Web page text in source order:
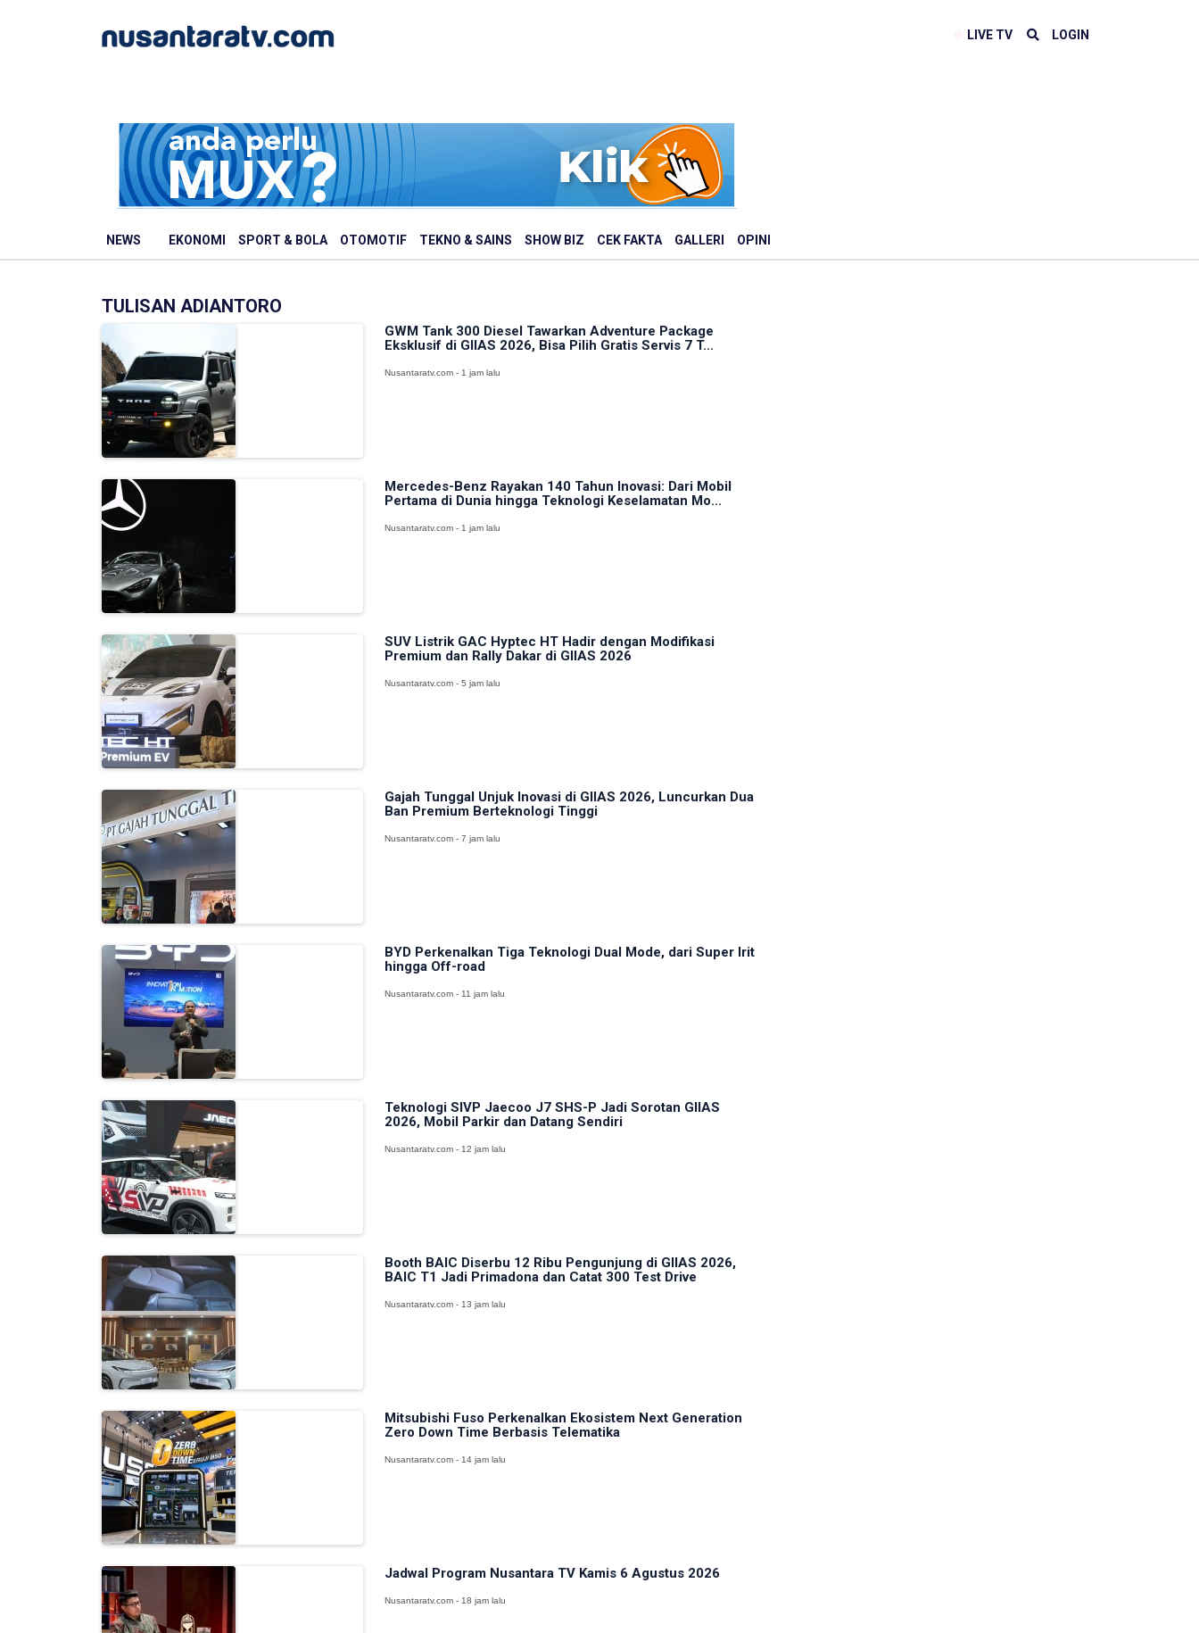
LIVE TV LOGIN
NEWS EKONOMI SPORT & BOLA OTOMOTIF TEKNO & SAINS SHOW BIZ CEK FAKTA GALLERI OPINI
TULISAN ADIANTORO
GWM Tank 300 Diesel Tawarkan Adventure Package
Eksklusif di GIIAS 2026, Bisa Pilih Gratis Servis 7 T...
Nusantaratv.com - 1 jam lalu
Mercedes-Benz Rayakan 140 Tahun Inovasi: Dari Mobil
Pertama di Dunia hingga Teknologi Keselamatan Mo...
Nusantaratv.com - 1 jam lalu
SUV Listrik GAC Hyptec HT Hadir dengan Modifikasi
Premium dan Rally Dakar di GIIAS 2026
Nusantaratv.com - 5 jam lalu
Gajah Tunggal Unjuk Inovasi di GIIAS 2026, Luncurkan Dua
Ban Premium Berteknologi Tinggi
Nusantaratv.com - 7 jam lalu
BYD Perkenalkan Tiga Teknologi Dual Mode, dari Super Irit
hingga Off-road
Nusantaratv.com - 11 jam lalu
Teknologi SIVP Jaecoo J7 SHS-P Jadi Sorotan GIIAS
2026, Mobil Parkir dan Datang Sendiri
Nusantaratv.com - 12 jam lalu
Booth BAIC Diserbu 12 Ribu Pengunjung di GIIAS 2026,
BAIC T1 Jadi Primadona dan Catat 300 Test Drive
Nusantaratv.com - 13 jam lalu
Mitsubishi Fuso Perkenalkan Ekosistem Next Generation
Zero Down Time Berbasis Telematika
Nusantaratv.com - 14 jam lalu
Jadwal Program Nusantara TV Kamis 6 Agustus 2026
Nusantaratv.com - 18 jam lalu